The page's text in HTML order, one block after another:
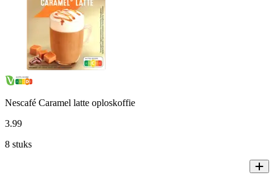
Nescafé Caramel latte oploskoffie
3.99
8 stuks